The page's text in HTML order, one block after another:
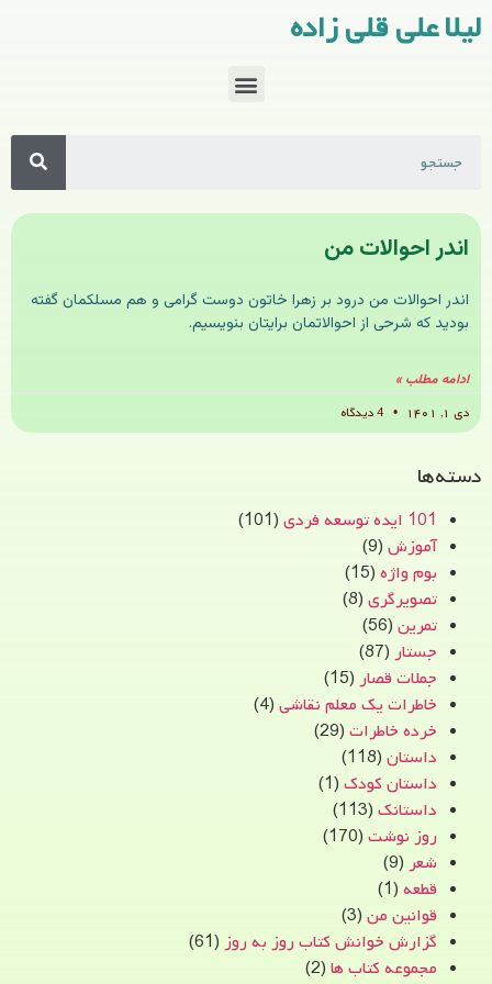
لیلا علی قلی زاده
اندر احوالات من
اندر احوالات من درود بر زهرا خاتون دوست گرامی و هم مسلکمان گفته
بودید که شرحی از احوالاتمان برایتان بنویسیم.
ادامه مطلب »
دی ۱, ۱۴۰۱
دسته‌ها
101 ایده توسعه فردی
(101)
آموزش (9)
بوم واژه (15)
تصویرگری (8)
تمرین (56)
جستار (87)
جملات قصار (15)
خاطرات یک معلم نقاشی (4)
خرده خاطرات (29)
داستان (118)
داستان کودک (1)
داستانک (113)
روز نوشت (170)
شعر (9)
قطعه (1)
قوانین من (3)
گزارش خوانش کتاب روز به روز (61)
مجموعه کتاب ها (2)